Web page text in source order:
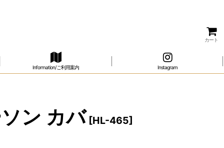
カート
Information/ご利用案内 Instagram
ン カバ [HL-465]